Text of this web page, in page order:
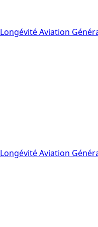
LongévitéAviation
LongévitéAviation